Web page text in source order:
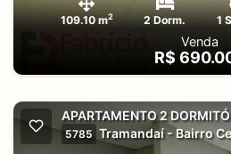
109.10 m2 2 Dorm. 1
Venda
R$
APARTAMENTO 2
5785 Tramandaí - Bairro